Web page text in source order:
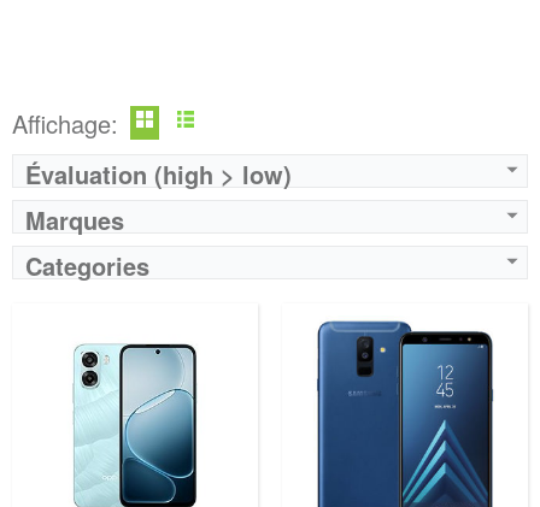
Affichage:
Évaluation (high > low)
Marques
Categories